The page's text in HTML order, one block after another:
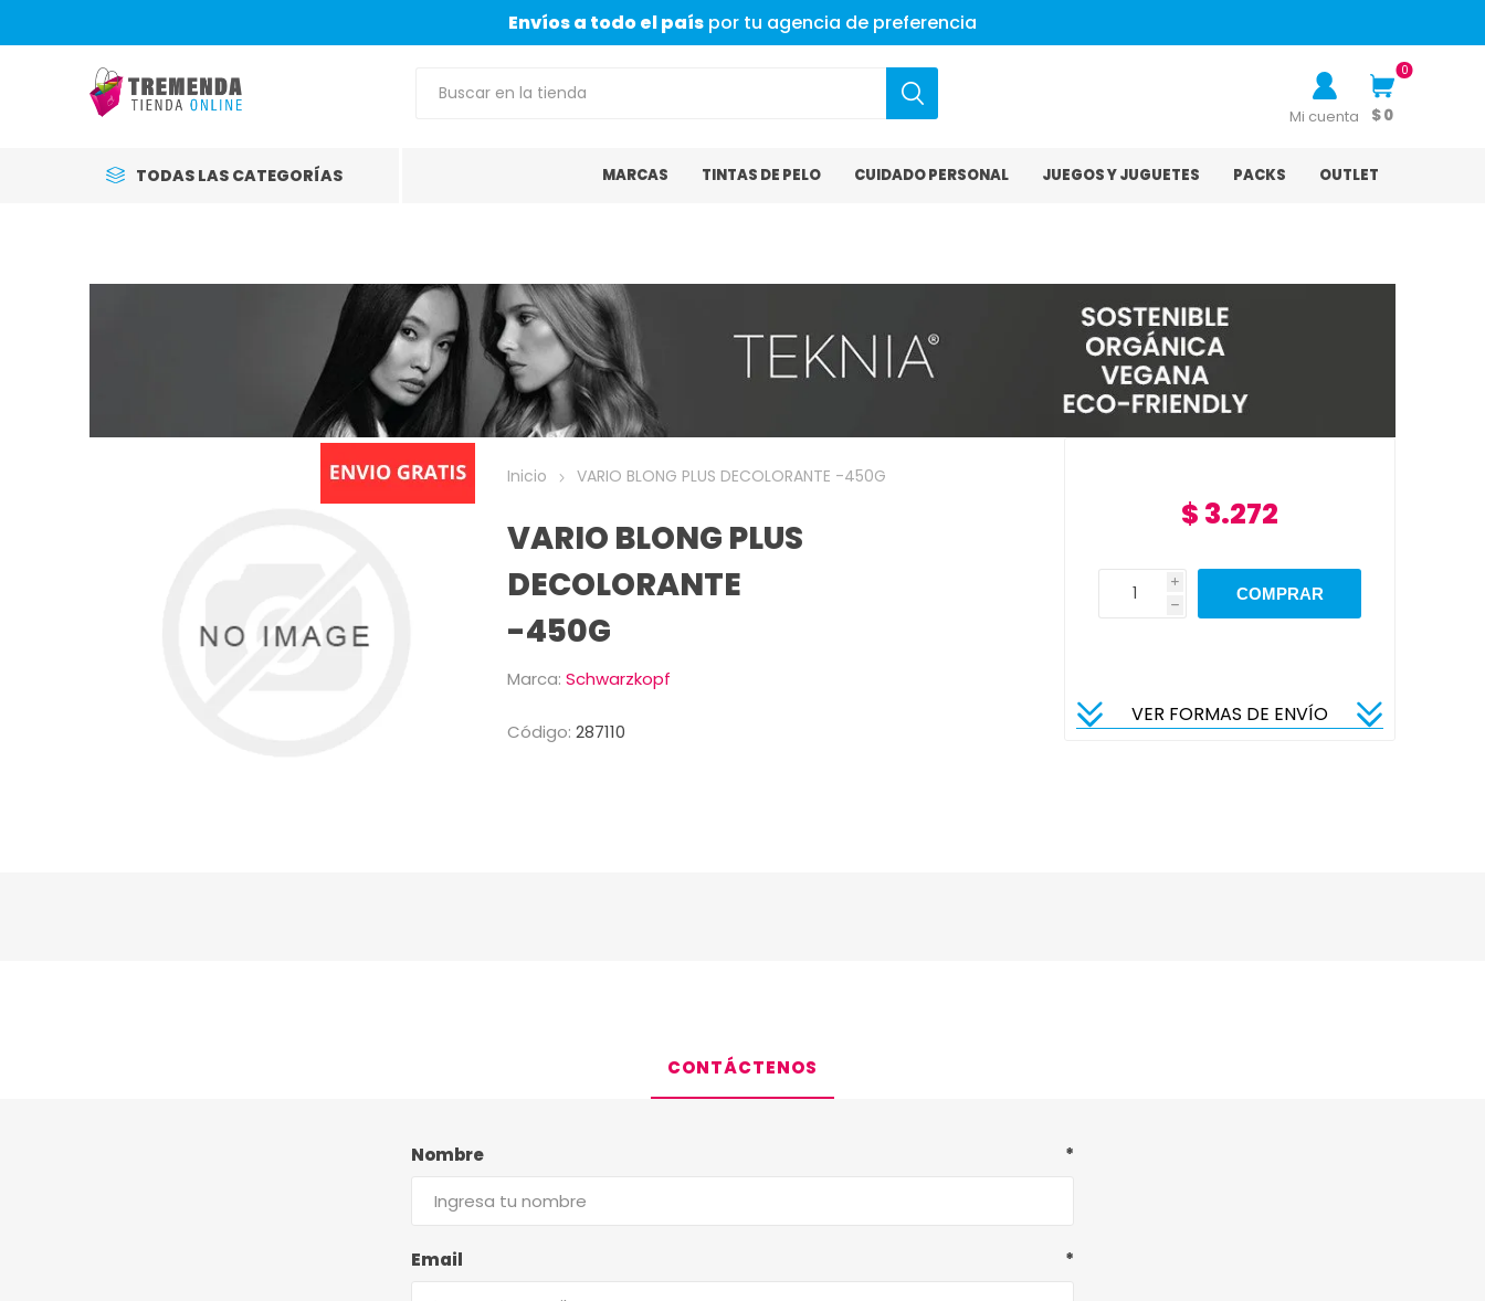
Envíos a todo el país por tu agencia de preferencia
Mi cuenta
0
$ 0
TODAS LAS CATEGORÍAS MARCAS TINTAS DE PELO CUIDADO PERSONAL JUEGOS Y JUGUETES PACKS OUTLET
Inicio VARIO BLONG PLUS DECOLORANTE -450G
VARIO BLONG PLUS
DECOLORANTE
-450G
Marca: Schwarzkopf
Código: 287110
$ 3.272
i
h
VER FORMAS DE ENVÍO
CONTÁCTENOS
Nombre *
Email *